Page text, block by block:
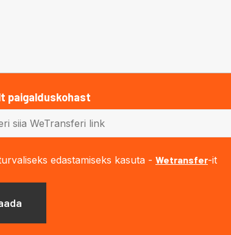
paigalduskohast
edastamiseks kasuta - Wetransfer-it